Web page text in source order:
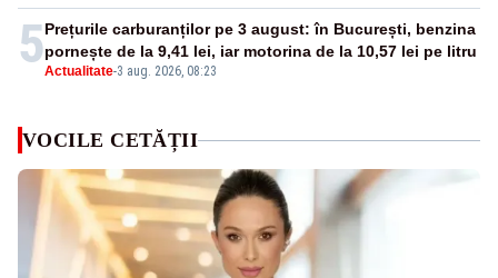
5Actualitate-3 aug. 2026, 08:23
Prețurile carburanților pe 3 august: în București, benzina
pornește de la 9,41 lei, iar motorina de la 10,57 lei pe litru
VOCILE CETĂȚII